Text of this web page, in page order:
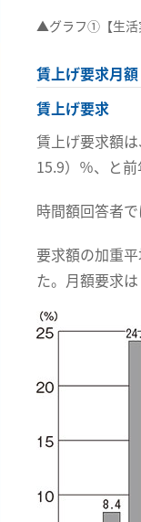
▲グラフ①【生活
賃上げ要求月
賃上げ要求
賃上げ要求額
15.9）％、と
時間額回答者
要求額の加重
た。月額要求